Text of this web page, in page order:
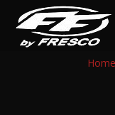
Home